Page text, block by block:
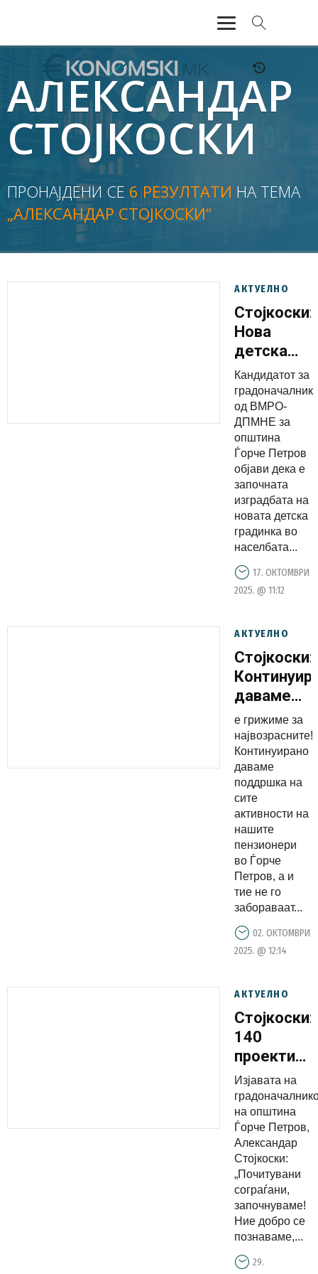
АКТУЕЛНО
ЕКОНОМИЈА
ФИНАНСИИ
БАНКАРСТВО
ЖИВОТ
МОЗАИК
АЛЕКСАНДАР
СТОЈКОСКИ
ПРОНАЈДЕНИ СЕ 6 РЕЗУЛТАТИ НА ТЕМА
„АЛЕКСАНДАР СТОЈКОСКИ“
АКТУЕЛНО
Стојкоски:
Нова
детска
градинка
во
Дексион
Кандидатот за
градоначалник
од ВМРО-
ДПМНЕ за
општина
Ѓорче Петров
објави дека е
започната
изградбата на
новата детска
градинка во
населбата...
17. ОКТОМВРИ
2025. @ 11:12
АКТУЕЛНО
Стојкоски:
даваме
поддршка
на сите
на нашите
е грижиме за
највозрасните!
Континуирано
даваме
поддршка на
сите
активности на
нашите
пензионери
во Ѓорче
Петров, а и
тие не го
забораваат...
02. ОКТОМВРИ
2025. @ 12:14
АКТУЕЛНО
Стојкоски:
140
проекти
за развој
и
напредок
на
општина
Ѓорче
Петров,
младите
и
понатаму
Изјавата на
на општина
Ѓорче Петров,
Александар
Стојкоски:
„Почитувани
сограѓани,
започнуваме!
Ние добро се
познаваме,...
29.